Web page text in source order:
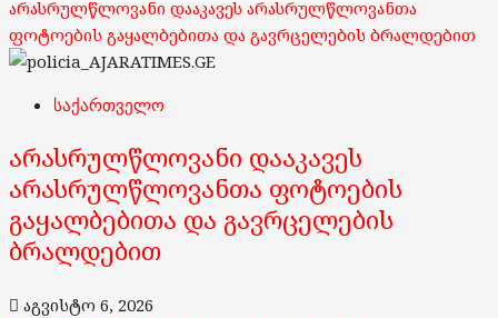
არასრულწლოვანი დააკავეს არასრულწლოვანთა
ფოტოების გაყალბებითა და გავრცელების ბრალდებით
საქართველო
არასრულწლოვანი დააკავეს
არასრულწლოვანთა ფოტოების
გაყალბებითა და გავრცელების
ბრალდებით
აგვისტო 6, 2026